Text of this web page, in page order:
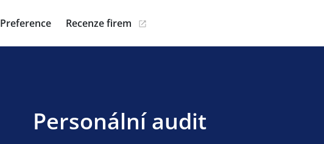
Preference Recenze firem
Personální audit